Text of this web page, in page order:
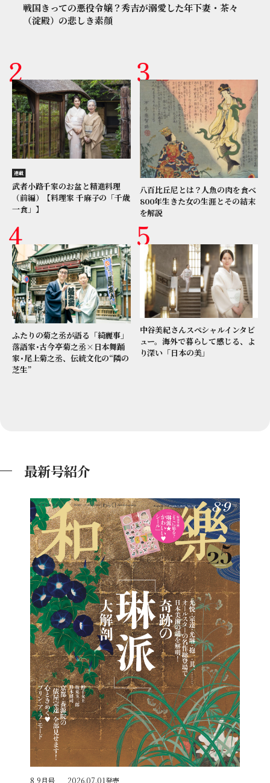
戦国きっての悪役令嬢？秀吉が溺愛した年下妻・茶々
（淀殿）の悲しき素顔
連載
武者小路千家のお盆と精進料理
（前編）【料理家 千麻子の「千歳
一食」】
八百比丘尼とは？人魚の肉を食べ
800年生きた女の生涯とその結末
を解説
ふたりの菊之丞が語る「綺麗事」
落語家･古今亭菊之丞×日本舞踊
家･尾上菊之丞、伝統文化の“隣の
芝生”
中谷美紀さんスペシャルインタビ
ュー。海外で暮らして感じる、よ
り深い「日本の美」
最新号紹介
8,9月号 2026.07.01発売